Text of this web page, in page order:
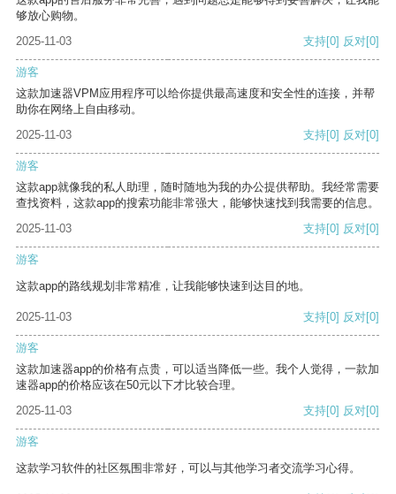
够放心购物。
2025-11-03
支持[0] 反对[0]
游客
这款加速器VPM应用程序可以给你提供最高速度和安全性的连接，并帮
助你在网络上自由移动。
2025-11-03
支持[0] 反对[0]
游客
这款app就像我的私人助理，随时随地为我的办公提供帮助。我经常需要
查找资料，这款app的搜索功能非常强大，能够快速找到我需要的信息。
2025-11-03
支持[0] 反对[0]
游客
这款app的路线规划非常精准，让我能够快速到达目的地。
2025-11-03 支持[0] 反对[0]
游客
这款加速器app的价格有点贵，可以适当降低一些。我个人觉得，一款加
速器app的价格应该在50元以下才比较合理。
2025-11-03
支持[0] 反对[0]
游客
这款学习软件的社区氛围非常好，可以与其他学习者交流学习心得。